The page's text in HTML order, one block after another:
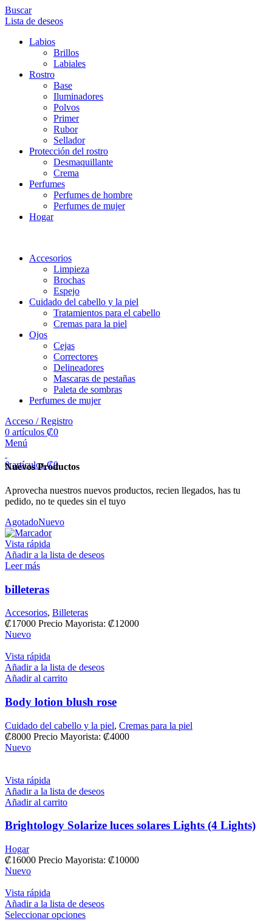
Buscar
Lista de deseos
Labios
Brillos
Labiales
Rostro
Base
Iluminadores
Polvos
Primer
Rubor
Sellador
Protección del rostro
Desmaquillante
Crema
Perfumes
Perfumes de hombre
Perfumes de mujer
Hogar
Accesorios
Limpieza
Brochas
Espejo
Cuidado del cabello y la piel
Tratamientos para el cabello
Cremas para la piel
Ojos
Cejas
Correctores
Delineadores
Mascaras de pestañas
Paleta de sombras
Perfumes de mujer
Acceso / Registro
0 artículos ₡0
Menú
0artículos ₡0
Nuevos Productos
Aprovecha nuestros nuevos productos, recien llegados, has tu
pedido, no te quedes sin el tuyo
AgotadoNuevo
Vista rápida
Añadir a la lista de deseos
Leer más
billeteras
Accesorios, Billeteras
₡17000 Precio Mayorista: ₡12000
Nuevo
Vista rápida
Añadir a la lista de deseos
Añadir al carrito
Body lotion blush rose
Cuidado del cabello y la piel, Cremas para la piel
₡8000 Precio Mayorista: ₡4000
Nuevo
Vista rápida
Añadir a la lista de deseos
Añadir al carrito
Brightology Solarize luces solares Lights (4 Lights)
Hogar
₡16000 Precio Mayorista: ₡10000
Nuevo
Vista rápida
Añadir a la lista de deseos
Seleccionar opciones